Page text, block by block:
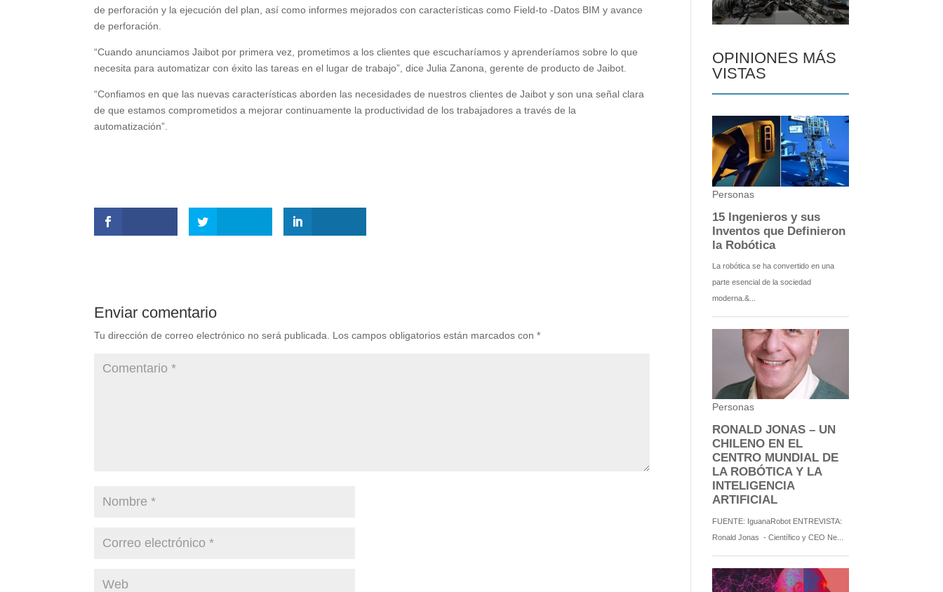
de perforación y la ejecución del plan, así como informes mejorados con características como Field-to -Datos BIM y avance
de perforación.
“Cuando anunciamos Jaibot por primera vez, prometimos a los clientes que escucharíamos y aprenderíamos sobre lo que
necesita para automatizar con éxito las tareas en el lugar de trabajo”, dice Julia Zanona, gerente de producto de Jaibot.
“Confiamos en que las nuevas características aborden las necesidades de nuestros clientes de Jaibot y son una señal clara
de que estamos comprometidos a mejorar continuamente la productividad de los trabajadores a través de la
automatización”.
Enviar comentario
Tu dirección de correo electrónico no será publicada. Los campos obligatorios están marcados con*
OPINIONES MÁS
VISTAS